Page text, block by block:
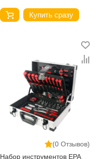
Купить сразу
(0 Отзывов)
Набор инструментов EPA